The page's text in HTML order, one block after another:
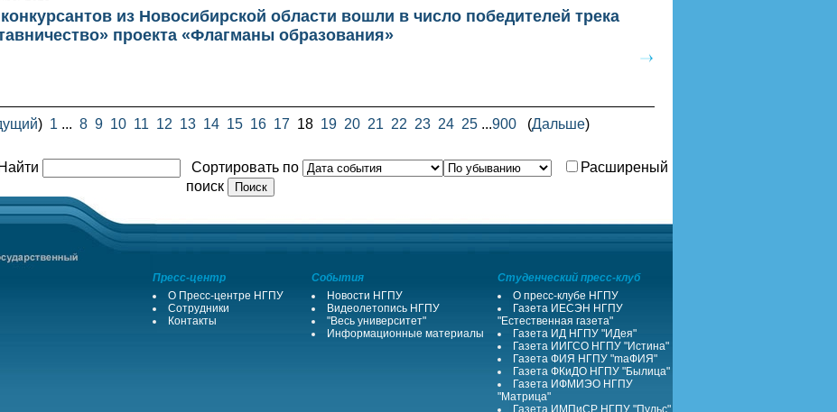
из Новосибирской области вошли в число победителей трека
проекта «Флагманы образования»
) 1 ... 8 9 10 11 12 13 14 15 16 17 18 19 20 21 22 23 24 25 ...900 (Дальше)
Найти Сортировать по
Расширеный
поиск
Пресс-центр События
Студенческий пресс-клуб
О Пресс-центре НГПУ
Сотрудники
Контакты
Новости НГПУ
Видеолетопись НГПУ
"Весь университет"
Информационные материалы
О пресс-клубе НГПУ
Газета ИЕСЭН НГПУ
"Естественная газета"
Газета ИД НГПУ "ИДея"
Газета ИИГСО НГПУ "Истина"
Газета ФИЯ НГПУ "maФИЯ"
Газета ФКиДО НГПУ "Былица"
Газета ИФМИЭО НГПУ
"Матрица"